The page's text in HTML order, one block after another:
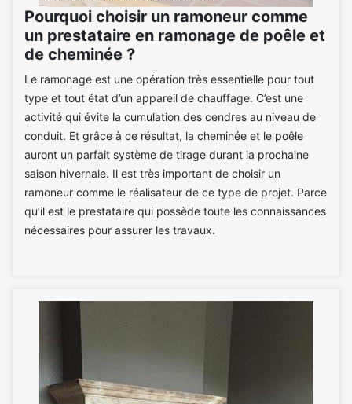
Pourquoi choisir un ramoneur comme
un prestataire en ramonage de poêle et
de cheminée ?
Le ramonage est une opération très essentielle pour tout
type et tout état d’un appareil de chauffage. C’est une
activité qui évite la cumulation des cendres au niveau de
conduit. Et grâce à ce résultat, la cheminée et le poêle
auront un parfait système de tirage durant la prochaine
saison hivernale. Il est très important de choisir un
ramoneur comme le réalisateur de ce type de projet. Parce
qu’il est le prestataire qui possède toute les connaissances
nécessaires pour assurer les travaux.